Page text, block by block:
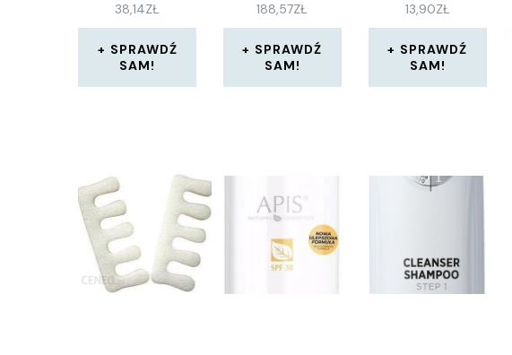
38,14ZŁ
SPRAWDŹ
SAM!
188,57ZŁ
SPRAWDŹ
SAM!
13,90ZŁ
SPRAWDŹ
SAM!